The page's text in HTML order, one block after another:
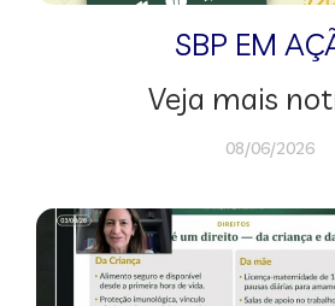
SBP EM
Veja mais
08/06/2026